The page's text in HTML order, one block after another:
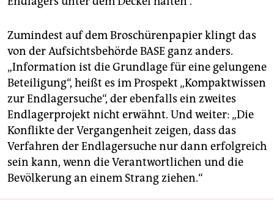
Zumindest auf dem Broschürenpapier klingt das
von der Aufsichtsbehörde BASE ganz anders.
„Information ist die Grundlage für eine gelungene
Beteiligung“, heißt es im Prospekt „Kompaktwissen
zur Endlagersuche“, der ebenfalls ein zweites
Endlagerprojekt nicht erwähnt. Und weiter: „Die
Konflikte der Vergangenheit zeigen, dass das
Verfahren der Endlagersuche nur dann erfolgreich
sein kann, wenn die Verantwortlichen und die
Bevölkerung an einem Strang ziehen.“